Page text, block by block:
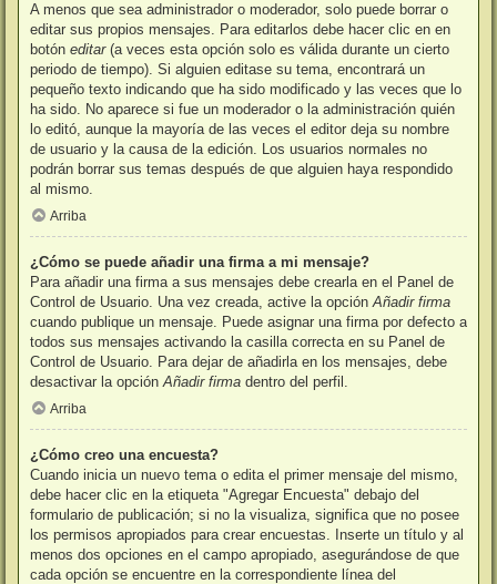
A menos que sea administrador o moderador, solo puede borrar o
editar sus propios mensajes. Para editarlos debe hacer clic en en
botón editar(a veces esta opción solo es válida durante un cierto
periodo de tiempo). Si alguien editase su tema, encontrará un
pequeño texto indicando que ha sido modificado y las veces que lo
ha sido. No aparece si fue un moderador o la administración quién
lo editó, aunque la mayoría de las veces el editor deja su nombre
de usuario y la causa de la edición. Los usuarios normales no
podrán borrar sus temas después de que alguien haya respondido
al mismo.
Arriba
¿Cómo se puede añadir una firma a mi mensaje?
Para añadir una firma a sus mensajes debe crearla en el Panel de
Control de Usuario. Una vez creada, active la opción Añadir firma
cuando publique un mensaje. Puede asignar una firma por defecto a
todos sus mensajes activando la casilla correcta en su Panel de
Control de Usuario. Para dejar de añadirla en los mensajes, debe
desactivar la opción Añadir firma dentro del perfil.
Arriba
¿Cómo creo una encuesta?
Cuando inicia un nuevo tema o edita el primer mensaje del mismo,
debe hacer clic en la etiqueta "Agregar Encuesta" debajo del
formulario de publicación; si no la visualiza, significa que no posee
los permisos apropiados para crear encuestas. Inserte un título y al
menos dos opciones en el campo apropiado, asegurándose de que
cada opción se encuentre en la correspondiente línea del